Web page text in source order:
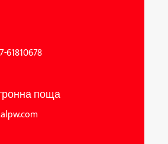
61810678
поща